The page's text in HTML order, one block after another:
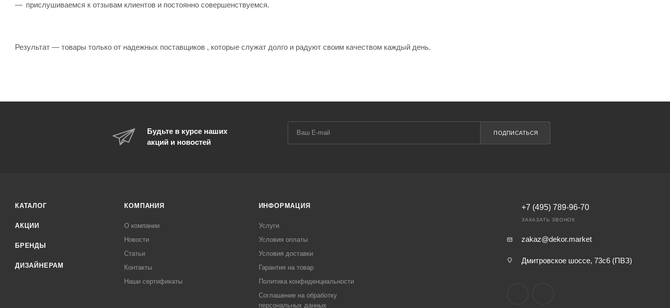
прислушиваемся к отзывам клиентов и постоянно совершенствуемся.
Результат — товары только от надежных поставщиков , которые служат долго и радуют своим качеством каждый день.
Будьте в курсе наших
акций и новостей
ПОДПИСАТЬСЯ
КАТАЛОГ
АКЦИИ
БРЕНДЫ
ДИЗАЙНЕРАМ
КОМПАНИЯ
О компании
Новости
Статьи
Контакты
Наши сертификаты
ИНФОРМАЦИЯ
Услуги
Условия оплаты
Условия доставки
Гарантия на товар
Политика конфиденциальности
Соглашение на обработку
персональных данных
+7 (495) 789-96-70
ЗАКАЗАТЬ ЗВОНОК
zakaz@dekor.market
Дмитровское шоссе, 73с6 (ПВЗ)